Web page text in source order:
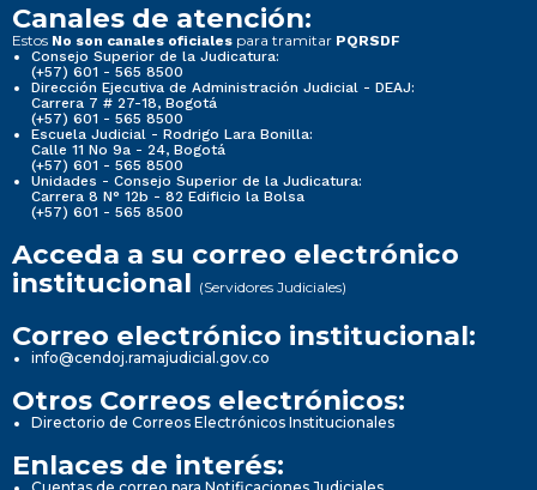
Canales de atención:
Estos No son canales oficiales para tramitar PQRSDF
Consejo Superior de la Judicatura:
(+57) 601 - 565 8500
Dirección Ejecutiva de Administración Judicial - DEAJ:
Carrera 7 # 27-18, Bogotá
(+57) 601 - 565 8500
Escuela Judicial - Rodrigo Lara Bonilla:
Calle 11 No 9a - 24, Bogotá
(+57) 601 - 565 8500
Unidades - Consejo Superior de la Judicatura:
Carrera 8 N° 12b - 82 Edificio la Bolsa
(+57) 601 - 565 8500
Acceda a su correo electrónico
institucional (Servidores Judiciales)
Correo electrónico institucional:
info@cendoj.ramajudicial.gov.co
Otros Correos electrónicos:
Directorio de Correos Electrónicos Institucionales
Enlaces de interés: